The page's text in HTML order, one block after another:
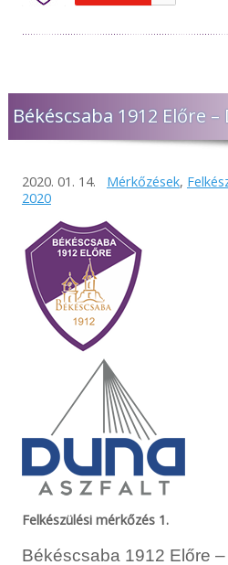
Békéscsaba 1912 Előre
2020. 01. 14. Mérkőzések,
2020
Felkészülési mérkőzés 1.
Békéscsaba 1912 Előre